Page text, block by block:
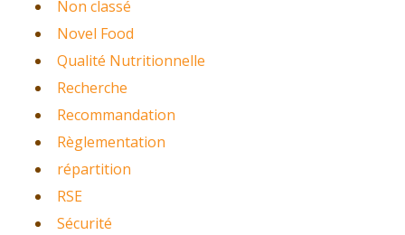
Non classé
Novel Food
Qualité Nutritionnelle
Recherche
Recommandation
Règlementation
répartition
RSE
Sécurité